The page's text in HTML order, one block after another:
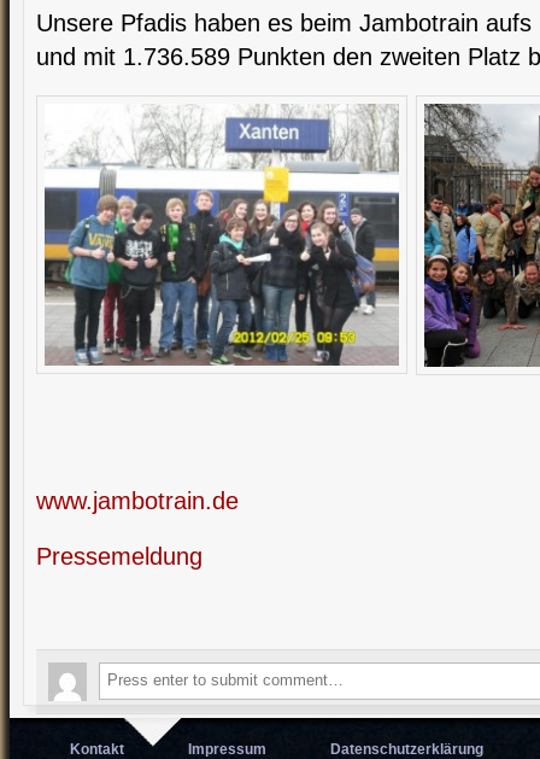
Unsere Pfadis haben es beim Jambotrain
und mit 1.736.589 Punkten den zweiten Platz
www.jambotrain.de
Pressemeldung
Kontakt Impressum Datenschutzerklärung